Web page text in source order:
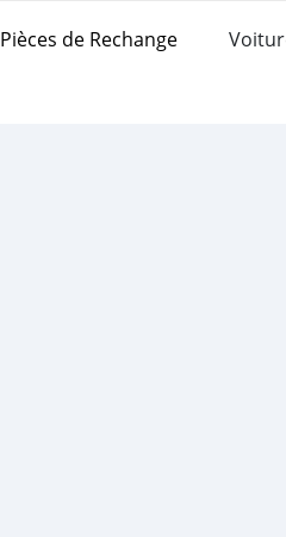
Pièces de Rechange